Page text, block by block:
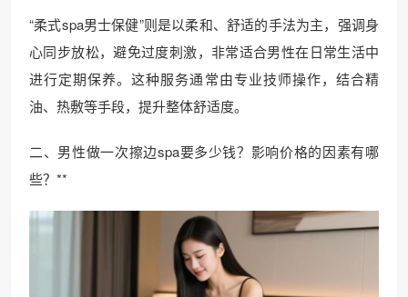
“柔式spa男士保健”则是以柔和、舒适的手法为主，强调身
心同步放松，避免过度刺激，非常适合男性在日常生活中
进行定期保养。这种服务通常由专业技师操作，结合精
油、热敷等手段，提升整体舒适度。
二、男性做一次擦边spa要多少钱？影响价格的因素有哪
些？**